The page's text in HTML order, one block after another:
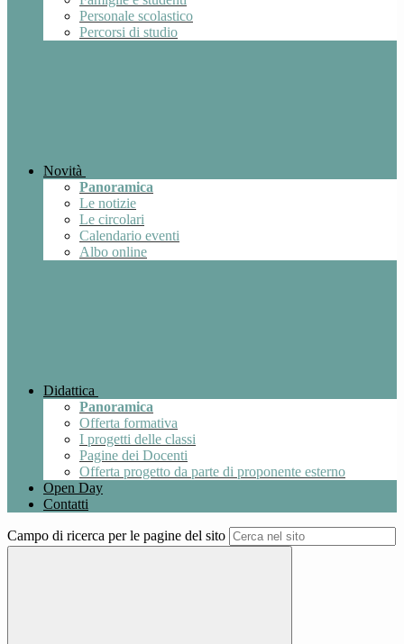
Personale scolastico
Percorsi di studio
Novità
Panoramica
Le notizie
Le circolari
Calendario eventi
Albo online
Didattica
Panoramica
Offerta formativa
I progetti delle classi
Pagine dei Docenti
Offerta progetto da parte di proponente esterno
Open Day
Contatti
Campo di ricerca per le pagine del sito